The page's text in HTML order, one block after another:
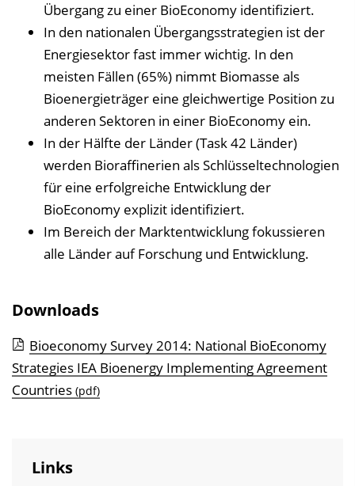
Übergang zu einer BioEconomy identifiziert.
In den nationalen Übergangsstrategien ist der
Energiesektor fast immer wichtig. In den
meisten Fällen (65%) nimmt Biomasse als
Bioenergieträger eine gleichwertige Position zu
anderen Sektoren in einer BioEconomy ein.
In der Hälfte der Länder (Task 42 Länder)
werden Bioraffinerien als Schlüsseltechnologien
für eine erfolgreiche Entwicklung der
BioEconomy explizit identifiziert.
Im Bereich der Marktentwicklung fokussieren
alle Länder auf Forschung und Entwicklung.
Downloads
Bioeconomy Survey 2014: National BioEconomy
Strategies IEA Bioenergy Implementing Agreement
Countries (pdf)
Links